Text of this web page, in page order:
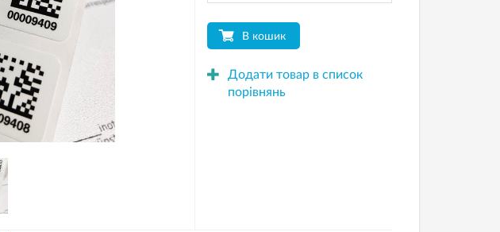
В кошик
Додати товар в список
порівнянь